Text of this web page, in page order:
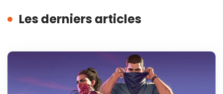
Les derniers articles